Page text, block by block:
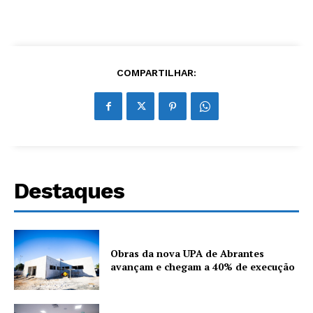
COMPARTILHAR:
Destaques
Obras da nova UPA de Abrantes
avançam e chegam a 40% de execução